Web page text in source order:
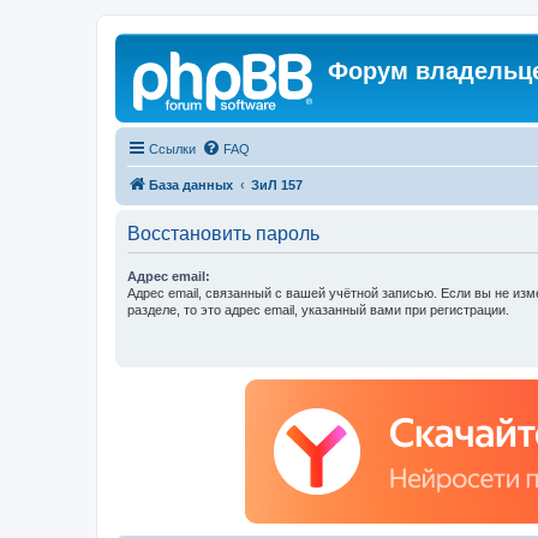
Форум
Ссылки FAQ
База данных ЗиЛ 157
Восстановить пароль
Адрес email:
Адрес email, связанный с вашей учётной записью. Если вы не
разделе, то это адрес email, указанный вами при регистрации.